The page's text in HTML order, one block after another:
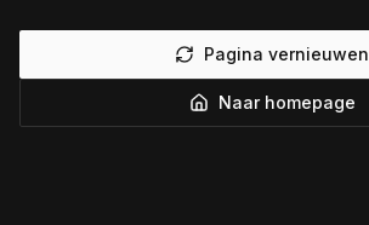
Pagina vernieuwen
Naar homepage